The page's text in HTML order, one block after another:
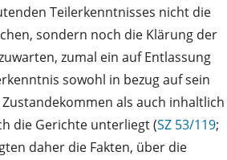
Teilerkenntnisses nicht die
sondern noch die Klärung der
zumal ein auf Entlassung
sowohl in bezug auf sein
als auch inhaltlich
die Gerichte unterliegt (SZ 53/119;
daher die Fakten, über die